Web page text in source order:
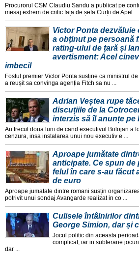
Procurorul CSM Claudiu Sandu a publicat pe
mesaj extrem de critic fața de șefa Curții de Apel ...
Victor Ponta dezvăluie
a obținut pe persoană
rating-ului de țară și
avertisment: Acel
imbecil
Fostul premier Victor Ponta susține ca ministrul
a reușit sa convinga agenția Fitch sa nu ...
Adrian Veștea rupe
discuțiile de la
interzis să îl anunțe pe
Au trecut doua luni de cand executivul Bolojan a
cenzura, insa instalarea unui nou executiv e ...
Aproape jumătate
anticipate. Ce spun de
felul în care s-au făcut
de euro
Aproape jumatate dintre romani susțin
potrivit unui sondaj Avangarde realizat in co ...
Culisele întâlnirilor
George Simion, dar și
Jocul politic din aceasta
complicat, iar in subterane
dar ...